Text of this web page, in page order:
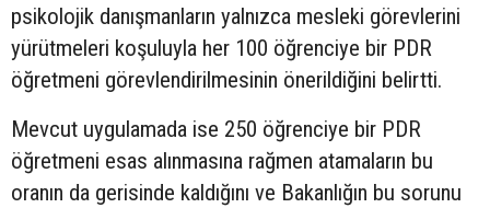
psikolojik danışmanların yalnızca mesleki görevlerini
yürütmeleri koşuluyla her 100 öğrenciye bir PDR
öğretmeni görevlendirilmesinin önerildiğini belirtti.
Mevcut uygulamada ise 250 öğrenciye bir PDR
öğretmeni esas alınmasına rağmen atamaların bu
oranın da gerisinde kaldığını ve Bakanlığın bu sorunu